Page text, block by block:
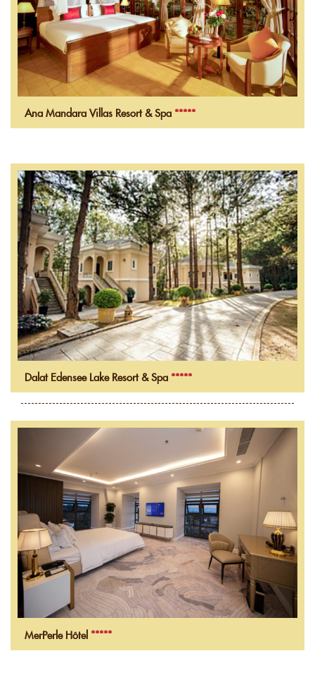
Ana Mandara Villas Resort & Spa *****
Dalat Edensee Lake Resort & Spa *****
MerPerle Hôtel *****